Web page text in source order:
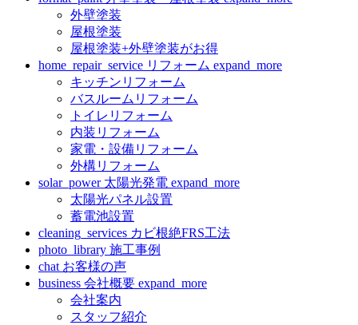
外壁塗装
屋根塗装
屋根塗装+外壁塗装がお得
home_repair_service リフォーム expand_more
キッチンリフォーム
バスルームリフォーム
トイレリフォーム
内装リフォーム
家電・設備リフォーム
外構リフォーム
solar_power 太陽光発電 expand_more
太陽光パネル設置
蓄電池設置
cleaning_services カビ根絶FRS工法
photo_library 施工事例
chat お客様の声
business 会社概要 expand_more
会社案内
スタッフ紹介